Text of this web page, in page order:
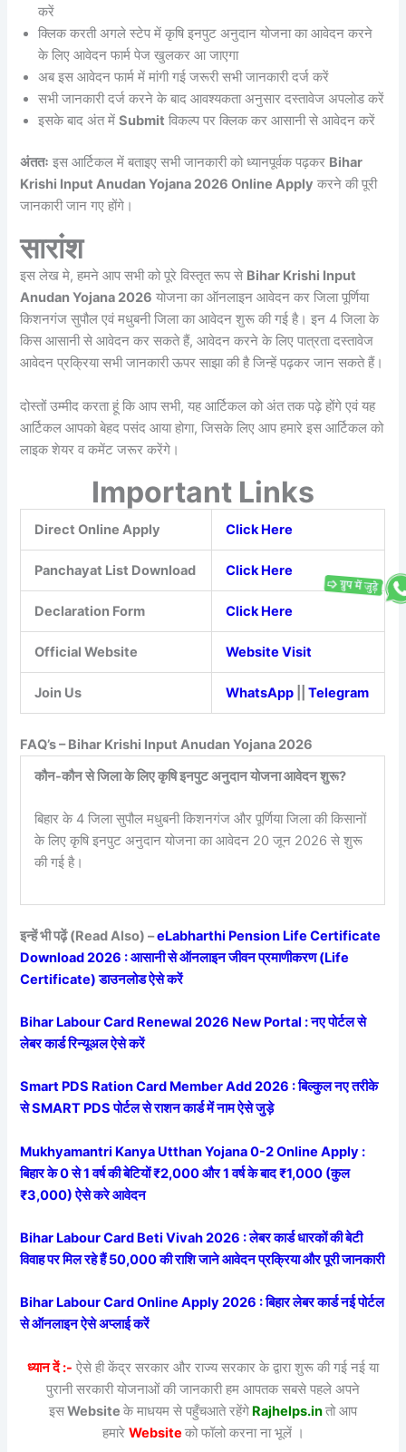
करें
क्लिक करती अगले स्टेप में कृषि इनपुट अनुदान योजना का आवेदन करने
के लिए आवेदन फार्म पेज खुलकर आ जाएगा
अब इस आवेदन फार्म में मांगी गई जरूरी सभी जानकारी दर्ज करें
सभी जानकारी दर्ज करने के बाद आवश्यकता अनुसार दस्तावेज अपलोड करें
इसके बाद अंत मेंSubmit विकल्प पर क्लिक कर आसानी से आवेदन करें
अंततः इस आर्टिकल में बताइए सभी जानकारी को ध्यानपूर्वक पढ़कर Bihar
Krishi Input Anudan Yojana 2026 Online Apply करने की पूरी
जानकारी जान गए होंगे।
सारांश
इस लेख मे, हमने आप सभी को पूरे विस्तृत रूप से Bihar Krishi Input
Anudan Yojana 2026 योजना का ऑनलाइन आवेदन कर जिला पूर्णिया
किशनगंज सुपौल एवं मधुबनी जिला का आवेदन शुरू की गई है। इन 4 जिला के
किस आसानी से आवेदन कर सकते हैं, आवेदन करने के लिए पात्रता दस्तावेज
आवेदन प्रक्रिया सभी जानकारी ऊपर साझा की है जिन्हें पढ़कर जान सकते हैं।
दोस्तों उम्मीद करता हूं कि आप सभी, यह आर्टिकल को अंत तक पढ़े होंगे एवं यह
आर्टिकल आपको बेहद पसंद आया होगा, जिसके लिए आप हमारे इस आर्टिकल को
लाइक शेयर व कमेंट जरूर करेंगे।
Important Links
Direct Online Apply Click Here
Panchayat List Download Click Here
Declaration Form Click Here
Official Website Website Visit
Join Us WhatsApp ||Telegram
FAQ’s – Bihar Krishi Input Anudan Yojana 2026
कौन-कौन से जिला के लिए कृषि इनपुट अनुदान योजना आवेदन शुरू?
बिहार के 4 जिला सुपौल मधुबनी किशनगंज और पूर्णिया जिला की किसानों
के लिए कृषि इनपुट अनुदान योजना का आवेदन 20 जून 2026 से शुरू
की गई है।
इन्हें भी पढ़ें (Read Also) –eLabharthi Pension Life Certificate
Download 2026 : आसानी से ऑनलाइन जीवन प्रमाणीकरण (Life
Certificate) डाउनलोड ऐसे करें
Bihar Labour Card Renewal 2026 New Portal : नए पोर्टल से
लेबर कार्ड रिन्यूअल ऐसे करें
Smart PDS Ration Card Member Add 2026 : बिल्कुल नए तरीके
से SMART PDS पोर्टल से राशन कार्ड में नाम ऐसे जुड़े
Mukhyamantri Kanya Utthan Yojana 0-2 Online Apply :
बिहार के 0 से 1 वर्ष की बेटियों ₹2,000 और 1 वर्ष के बाद ₹1,000 (कुल
₹3,000) ऐसे करे आवेदन
Bihar Labour Card Beti Vivah 2026 : लेबर कार्ड धारकों की बेटी
विवाह पर मिल रहे हैं 50,000 की राशि जाने आवेदन प्रक्रिया और पूरी जानकारी
Bihar Labour Card Online Apply 2026 : बिहार लेबर कार्ड नई पोर्टल
से ऑनलाइन ऐसे अप्लाई करें
ध्यान दें :- ऐसे ही केंद्र सरकार और राज्य सरकार के द्वारा शुरू की गई नई या
पुरानी सरकारी योजनाओं की जानकारी हम आपतक सबसे पहले अपने
इसWebsite के माधयम से पहुँचआते रहेंगे Rajhelps.inतो आप
हमारे Website को फॉलो करना ना भूलें ।